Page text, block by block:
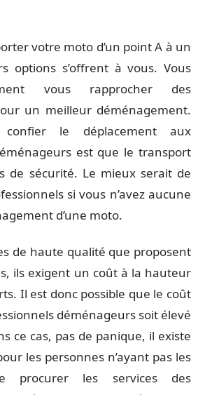
votre moto d’un point A à un
options s’offrent à vous. Vous
vous rapprocher des
un meilleur déménagement.
confier le déplacement aux
est que le transport
de sécurité. Le mieux serait de
si vous n’avez aucune
d’une moto.
de haute qualité que proposent
ils exigent un coût à la hauteur
Il est donc possible que le coût
déménageurs soit élevé
ce cas, pas de panique, il existe
les personnes n’ayant pas les
procurer les services des